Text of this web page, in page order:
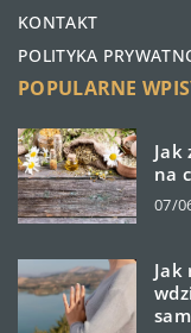
KONTAKT
POLITYKA
POPULARNE
Jak
na
07/